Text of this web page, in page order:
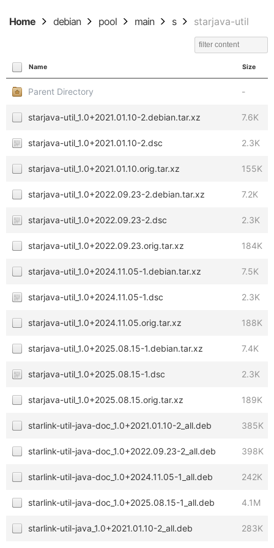
Home debian pool main s starjava-util
Name Size
Parent Directory -
starjava-util_1.0+2021.01.10-2.debian.tar.xz 7.6K
starjava-util_1.0+2021.01.10-2.dsc 2.3K
starjava-util_1.0+2021.01.10.orig.tar.xz 155K
starjava-util_1.0+2022.09.23-2.debian.tar.xz 7.2K
starjava-util_1.0+2022.09.23-2.dsc 2.3K
starjava-util_1.0+2022.09.23.orig.tar.xz 184K
starjava-util_1.0+2024.11.05-1.debian.tar.xz 7.5K
starjava-util_1.0+2024.11.05-1.dsc 2.3K
starjava-util_1.0+2024.11.05.orig.tar.xz 188K
starjava-util_1.0+2025.08.15-1.debian.tar.xz 7.4K
starjava-util_1.0+2025.08.15-1.dsc 2.3K
starjava-util_1.0+2025.08.15.orig.tar.xz 189K
starlink-util-java-doc_1.0+2021.01.10-2_all.deb 385K
starlink-util-java-doc_1.0+2022.09.23-2_all.deb 398K
starlink-util-java-doc_1.0+2024.11.05-1_all.deb 242K
starlink-util-java-doc_1.0+2025.08.15-1_all.deb 4.1M
starlink-util-java_1.0+2021.01.10-2_all.deb 283K